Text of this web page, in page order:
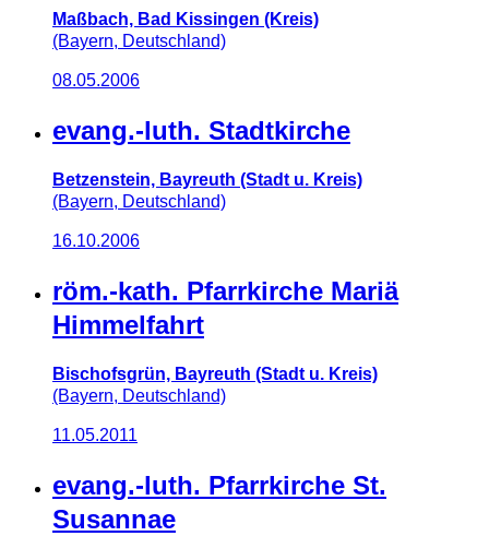
Maßbach, Bad Kissingen (Kreis)
(Bayern, Deutschland)
08.05.2006
evang.-luth. Stadtkirche
Betzenstein, Bayreuth (Stadt u. Kreis)
(Bayern, Deutschland)
16.10.2006
röm.-kath. Pfarrkirche Mariä
Himmelfahrt
Bischofsgrün, Bayreuth (Stadt u. Kreis)
(Bayern, Deutschland)
11.05.2011
evang.-luth. Pfarrkirche St.
Susannae